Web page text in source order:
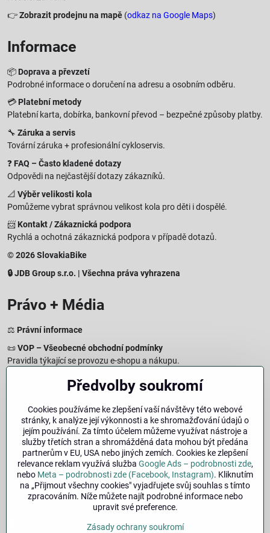
👉Zobrazit prodejnu na mapě (odkaz na Google Maps)
Informace
📦 Doprava a převzetí
Podrobné informace o doručení na adresu a osobním odběru.
💳 Platební metody
Platební karta, dobírka, bankovní převod – bezpečné způsoby platby.
🔧 Záruka a servis
Tovární záruka + profesionální cykloservis.
❓ FAQ – Často kladené dotazy
Odpovědi na nejčastější dotazy zákazníků.
📐 Výběr velikosti kola
Pomůžeme vybrat správnou velikost kola pro děti i dospělé.
📨 Kontakt / Zákaznická podpora
Rychlá a ochotná zákaznická podpora v případě dotazů.
© 2026 SlovakiaBike
🔒 JDB Group s.r.o. | Všechna práva vyhrazena
Právo + Média
⚖️ Právní informace
📜VOP – Všeobecné obchodní podmínky
Pravidla týkající se provozu e-shopu a nákupu.
Zásady zpracování osobních údajů
Jak chráníme a zpracováváme vaše osobní údaje.
Informace o cookies
Informace o používaných cookies a zpracování údajů na webu.
Právo na odstoupení – 14denní vrácení
Postup a podmínky odstoupení od nákupu.
Impresum
Údaje o provozovateli a právní informace.
Bezpečnost
Instagram
Předvolby soukromí
Cookies používáme ke zlepšení vaší návštěvy této webové
stránky, k analýze její výkonnosti a ke shromažďování údajů o
jejím používání. Za tímto účelem můžeme využívat nástroje a
služby třetích stran a shromážděná data mohou být předána
partnerům v EU, USA nebo jiných zemích. Cookies ke zlepšení
relevance reklam využívá služba Google Ads – podrobnosti zde,
nebo Meta – podrobnosti zde (Facebook, Instagram). Kliknutím
na „Přijmout všechny cookies" vyjadřujete svůj souhlas s tímto
zpracováním. Níže můžete najít podrobné informace nebo
upravit své preference.
Zásady ochrany soukromí